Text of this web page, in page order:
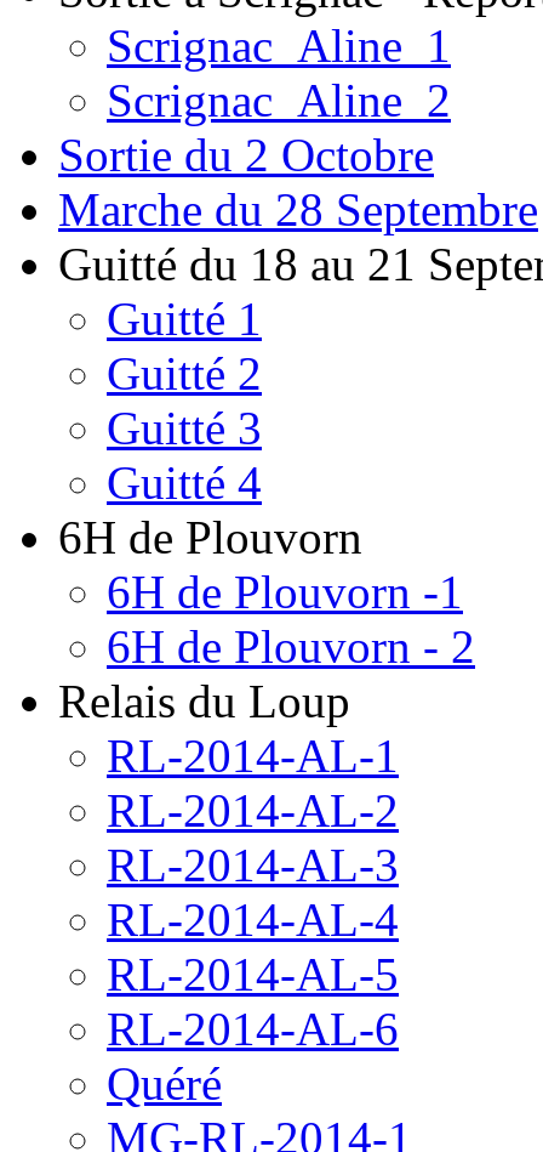
Scrignac_Aline_1
Scrignac_Aline_2
Sortie du 2 Octobre
Marche du 28 Septembre
Guitté du 18 au 21
Guitté 1
Guitté 2
Guitté 3
Guitté 4
6H de Plouvorn
6H de Plouvorn -1
6H de Plouvorn - 2
Relais du Loup
RL-2014-AL-1
RL-2014-AL-2
RL-2014-AL-3
RL-2014-AL-4
RL-2014-AL-5
RL-2014-AL-6
Quéré
MG-RL-2014-1